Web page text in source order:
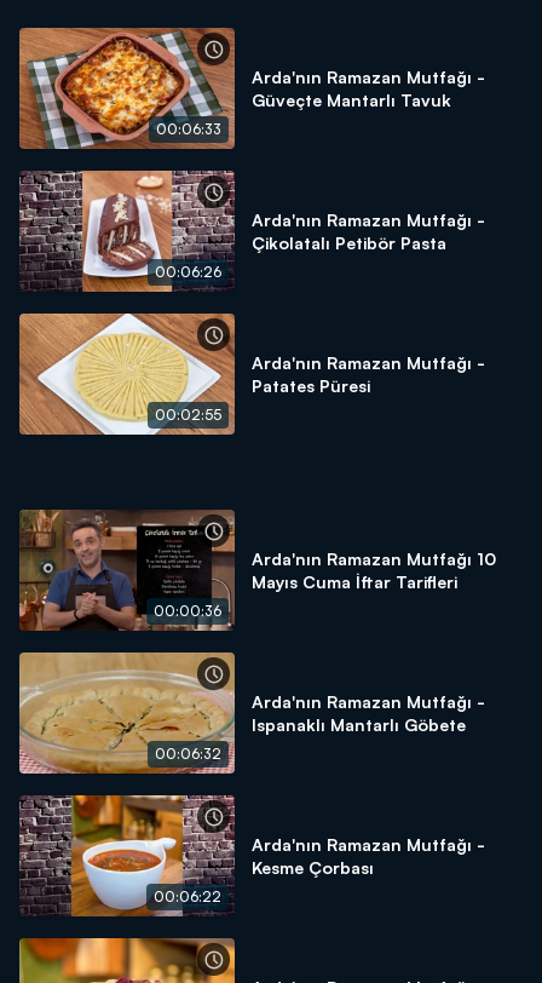
00:06:33
Arda'nın Ramazan Mutfağı -
Güveçte Mantarlı Tavuk
00:06:26
Arda'nın Ramazan Mutfağı -
Çikolatalı Petibör Pasta
00:02:55
Arda'nın Ramazan Mutfağı -
Patates Püresi
00:00:36
Arda'nın Ramazan Mutfağı 10
Mayıs Cuma İftar Tarifleri
00:06:32
Arda'nın Ramazan Mutfağı -
Ispanaklı Mantarlı Göbete
00:06:22
Arda'nın Ramazan Mutfağı -
Kesme Çorbası